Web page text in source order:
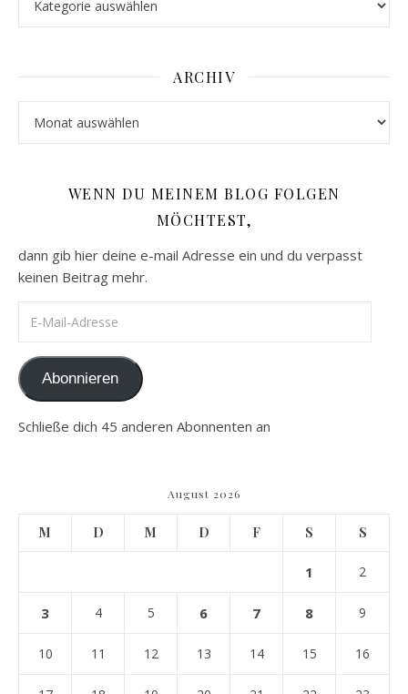
ARCHIV
WENN DU MEINEM BLOG FOLGEN
MÖCHTEST,
dann gib hier deine e-mail Adresse ein und du verpasst
keinen Beitrag mehr.
Abonnieren
Schließe dich 45 anderen Abonnenten an
August 2026
M D M D F S S
1 2
3 4 5 6 7 8 9
10 11 12 13 14 15 16